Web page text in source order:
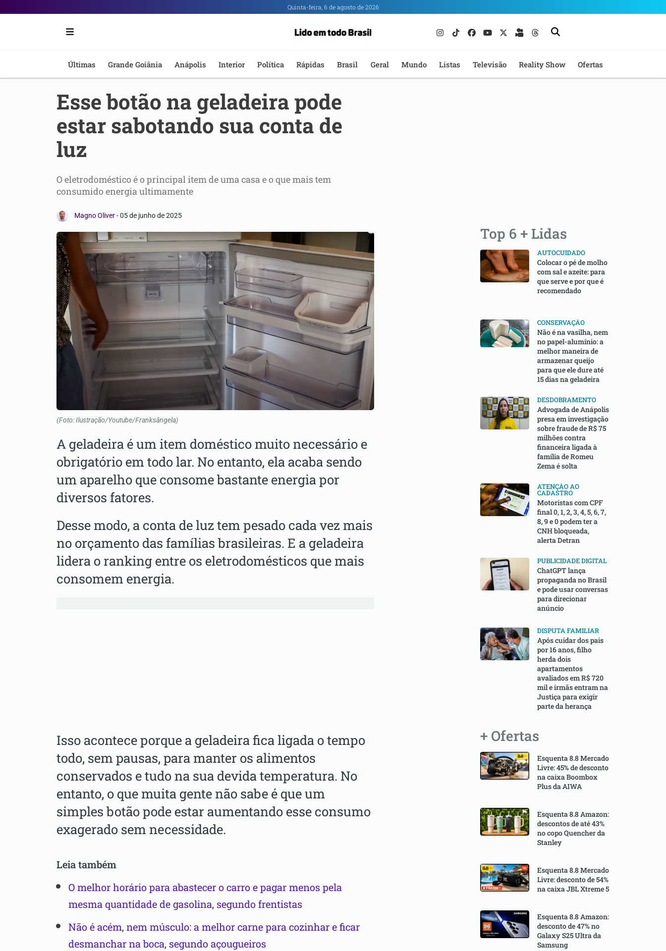
Portal
Notícias
Anápolis
Quinta-feira, 6 de agosto de 2026
Últimas Grande Goiânia Anápolis Interior Política Rápidas Brasil Geral Mundo Listas Televisão Reality Show Ofertas
Esse botão na geladeira pode
estar sabotando sua conta de
luz
O eletrodoméstico é o principal item de uma casa e o que mais tem
consumido energia ultimamente
Magno Oliver-05 de junho de 2025
(Foto: Ilustração/Youtube/Franksângela)
A geladeira é um item doméstico muito necessário e
obrigatório em todo lar. No entanto, ela acaba sendo
um aparelho que consome bastante energia por
diversos fatores.
Desse modo, a conta de luz tem pesado cada vez mais
no orçamento das famílias brasileiras. E a geladeira
lidera o ranking entre os eletrodomésticos que mais
consomem energia.
Isso acontece porque a geladeira fica ligada o tempo
todo, sem pausas, para manter os alimentos
conservados e tudo na sua devida temperatura. No
entanto, o que muita gente não sabe é que um
simples botão pode estar aumentando esse consumo
exagerado sem necessidade.
Leia também
O melhor horário para abastecer o carro e pagar menos pela
mesma quantidade de gasolina, segundo frentistas
Não é acém, nem músculo: a melhor carne para cozinhar e ficar
desmanchar na boca, segundo açougueiros
Top 6 + Lidas
AUTOCUIDADO
Colocar o pé de molho
com sal e azeite: para
que serve e por que é
recomendado
CONSERVAÇÃO
Não é na vasilha, nem
no papel-alumínio: a
melhor maneira de
armazenar queijo
para que ele dure até
15 dias na geladeira
DESDOBRAMENTO
Advogada de Anápolis
presa em investigação
sobre fraude de R$ 75
milhões contra
financeira ligada à
família de Romeu
Zema é solta
ATENÇÃO AO
CADASTRO
Motoristas com CPF
final 0, 1, 2, 3, 4, 5, 6, 7,
8, 9 e 0 podem ter a
CNH bloqueada,
alerta Detran
PUBLICIDADE DIGITAL
ChatGPT lança
propaganda no Brasil
e pode usar conversas
para direcionar
anúncio
DISPUTA FAMILIAR
Após cuidar dos pais
por 16 anos, filho
herda dois
apartamentos
avaliados em R$ 720
mil e irmãs entram na
Justiça para exigir
parte da herança
+ Ofertas
Esquenta 8.8 Mercado
Livre: 45% de desconto
na caixa Boombox
Plus da AIWA
Esquenta 8.8 Amazon:
descontos de até 43%
no copo Quencher da
Stanley
Esquenta 8.8 Mercado
Livre: desconto de 54%
na caixa JBL Xtreme 5
Esquenta 8.8 Amazon:
desconto de 47% no
Galaxy S25 Ultra da
Samsung